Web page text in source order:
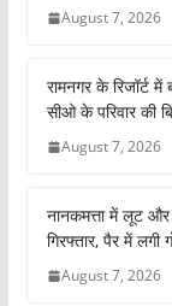
August 7, 2026
रामनगर के रिजॉर्ट
सीओ के परिवार की
August 7, 2026
नानकमत्ता में लूट
गिरफ्तार, पैर में लगी
August 7, 2026